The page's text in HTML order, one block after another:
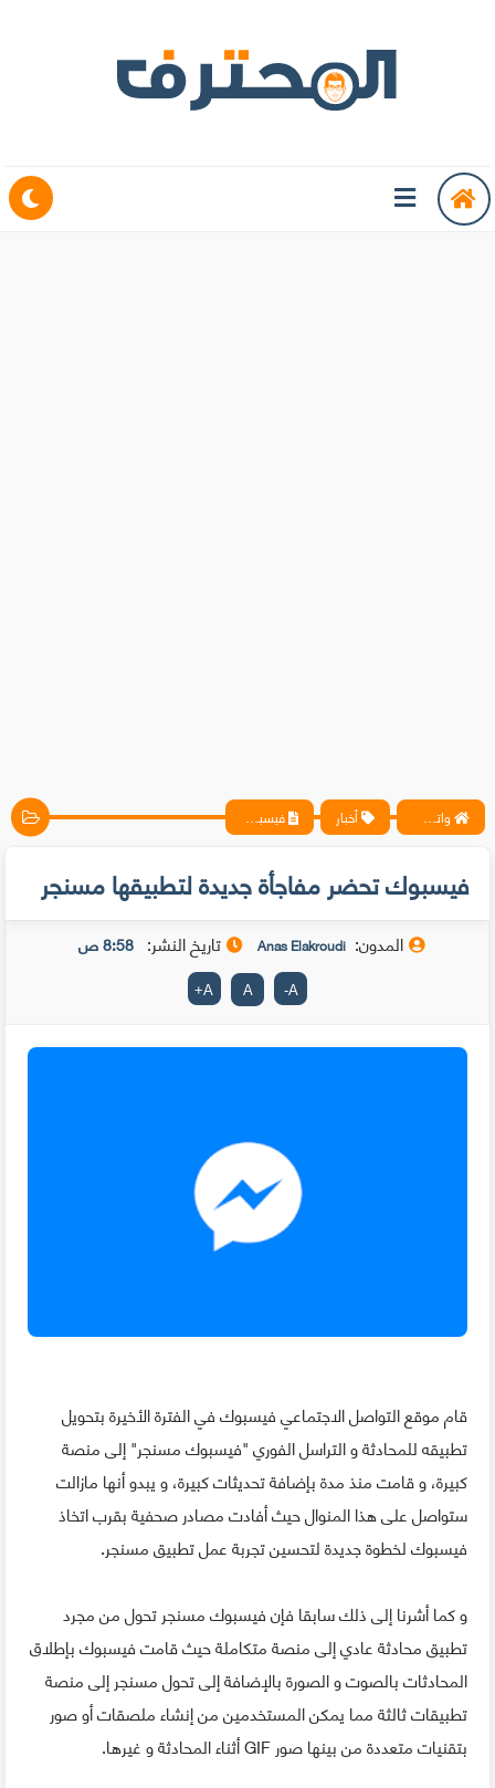
واتس آب ، فيسبوك ، أنترنت ، شروحات تقنية حصرية - المحترف أخبار فيسبوك تحضر مفاجأة جديدة لتطبيقها مسنجر
فيسبوك تحضر مفاجأة جديدة لتطبيقها مسنجر
المدون: Anas Elakroudi تاريخ النشر: 8:58 ص
A
-
A
A
+
قام موقع التواصل الاجتماعي فيسبوك في الفترة الأخيرة بتحويل
تطبيقه للمحادثة و التراسل الفوري "فيسبوك مسنجر" إلى منصة
كبيرة، و قامت منذ مدة بإضافة تحديثات كبيرة، و يبدو أنها مازالت
ستواصل على هذا المنوال حيث أفادت مصادر صحفية بقرب اتخاذ
فيسبوك لخطوة جديدة لتحسين تجربة عمل تطبيق مسنجر.
و كما أشرنا إلى ذلك سابقا فإن فيسبوك مسنجر تحول من مجرد
تطبيق محادثة عادي إلى منصة متكاملة حيث قامت فيسبوك بإطلاق
المحادثات بالصوت و الصورة بالإضافة إلى تحول مسنجر إلى منصة
تطبيقات ثالثة مما يمكن المستخدمين من إنشاء ملصقات أو صور
بتقنيات متعددة من بينها صور GIF أثناء المحادثة و غيرها.